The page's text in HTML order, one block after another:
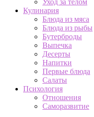
Уход за телом
Кулинария
Блюда из мяса
Блюда из рыбы
Бутерброды
Выпечка
Десерты
Напитки
Первые блюда
Салаты
Психология
Отношения
Саморазвитие